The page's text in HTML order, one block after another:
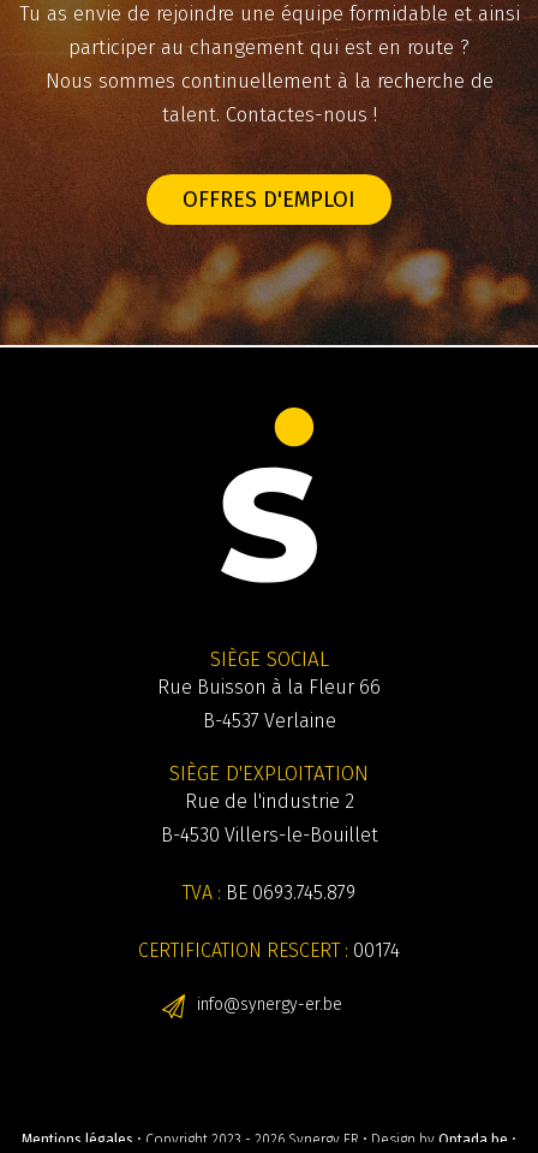
Tu as envie de rejoindre une équipe formidable et ainsi
participer au changement qui est en route ?
Nous sommes continuellement à la recherche de
talent. Contactes-nous !
OFFRES D'EMPLOI
SIÈGE SOCIAL
Rue Buisson à la Fleur 66
B-4537 Verlaine
SIÈGE D'EXPLOITATION
Rue de l'industrie 2
B-4530 Villers-le-Bouillet
TVA : BE 0693.745.879
CERTIFICATION RESCERT : 00174
info@synergy-er.be
Mentions légales • Copyright 2023 - 2026 Synergy ER • Design by Optada.be •